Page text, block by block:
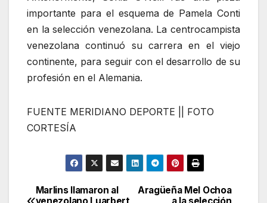
importante para el esquema de Pamela Conti
en la selección venezolana. La centrocampista
venezolana continuó su carrera en el viejo
continente, para seguir con el desarrollo de su
profesión en el Alemania.
FUENTE MERIDIANO DEPORTE || FOTO
CORTESÍA
Navegación
Aragüeña Mel Ochoa
Marlins llamaron al